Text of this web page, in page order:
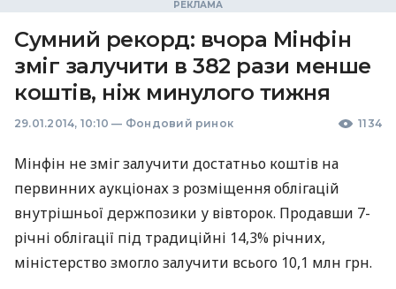
Сумний рекорд: вчора Мінфін
зміг залучити в 382 рази менше
коштів, ніж минулого тижня
29.01.2014, 10:10 — Фондовий ринок 1134
Мінфін не зміг залучити достатньо коштів на
первинних аукціонах з розміщення облігацій
внутрішньої держпозики у вівторок. Продавши 7-
річні облігації під традиційні 14,3% річних,
міністерство змогло залучити всього 10,1 млн грн.